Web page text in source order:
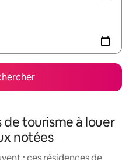
de tourisme à louer
notées